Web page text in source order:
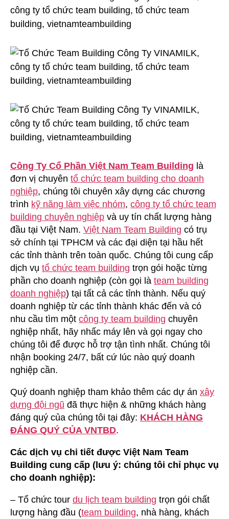
Công Ty Cổ Phần Việt Nam Team Building là
đơn vị chuyên tổ chức team building cho doanh
nghiệp, chúng tôi chuyên xây dựng các chương
trình kỹ năng làm việc nhóm, công ty tổ chức team
building chuyên nghiệp và uy tín chất lượng hàng
đầu tại Việt Nam. Việt Nam Team Building có trụ
sở chính tại TPHCM và các đại diện tại hầu hết
các tỉnh thành trên toàn quốc. Chúng tôi cung cấp
dịch vụ tổ chức team building trọn gói hoặc từng
phần cho doanh nghiệp (còn gọi là team building
doanh nghiệp) tại tất cả các tỉnh thành. Nếu quý
doanh nghiệp từ các tỉnh thành khác đến và có
nhu cầu tìm một công ty team building chuyên
nghiệp nhất, hãy nhấc máy lên và gọi ngay cho
chúng tôi để được hỗ trợ tận tình nhất. Chúng tôi
nhận booking 24/7, bất cứ lúc nào quý doanh
nghiệp cần.
Quý doanh nghiệp tham khảo thêm các dự án xây
dựng đội ngũ đã thực hiện & những khách hàng
đáng quý của chúng tôi tại đây: KHÁCH HÀNG
ĐÁNG QUÝ CỦA VNTBD.
Các dịch vụ chi tiết được Việt Nam Team
Building cung cấp (lưu ý: chúng tôi chỉ phục vụ
cho doanh nghiệp):
– Tổ chức tour du lịch team building trọn gói chất
lượng hàng đầu (team building, nhà hàng, khách